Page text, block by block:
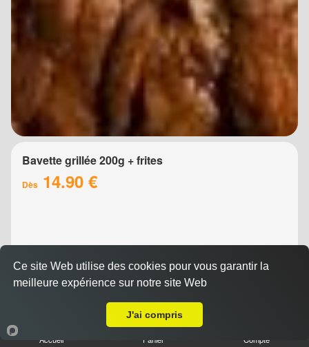
Bavette grillée 200g + frites
Dès 14.90 €
Accueil Panier Compte
Ce site Web utilise des cookies pour vous garantir la
meilleure expérience sur notre site Web
J'ai compris